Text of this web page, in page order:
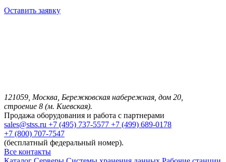
Оставить заявку
121059, Москва, Бережковская набережная, дом 20,
строение 8 (м. Киевская).
Продажа оборудования и работа с партнерами
sales@stss.ru +7 (495) 737-5577 +7 (499) 689-0178
+7 (800) 707-7547
(бесплатный федеральный номер).
Все контакты